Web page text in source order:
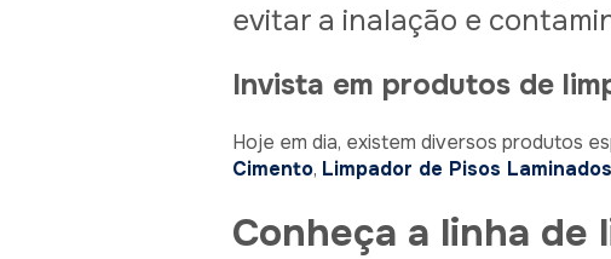
evitar a inalação e
Invista em produtos de
Hoje em dia, existem diversos produtos
Cimento, Limpador de Pisos Laminados
Conheça a linha de